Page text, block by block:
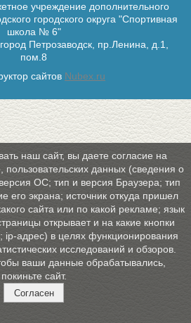
учреждение дополнительного
городского округа "Спортивная
школа № 6"
Петрозаводск, пр.Ленина, д.1,
пом.8
сайтов Nubex.ru
наш сайт, вы даете согласие на
данных (сведения о
ОС; тип и версия Браузера; тип
его экрана; источник откуда пришел
сайта или по какой рекламе; язык
открывает и на какие кнопки
ip-адрес) в целях функционирования
исследований и обзоров.
ваши данные обрабатывались,
покиньте сайт.
Согласен